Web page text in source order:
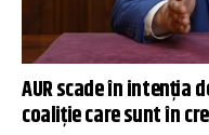
AUR scade în intenția
coaliție care sunt în